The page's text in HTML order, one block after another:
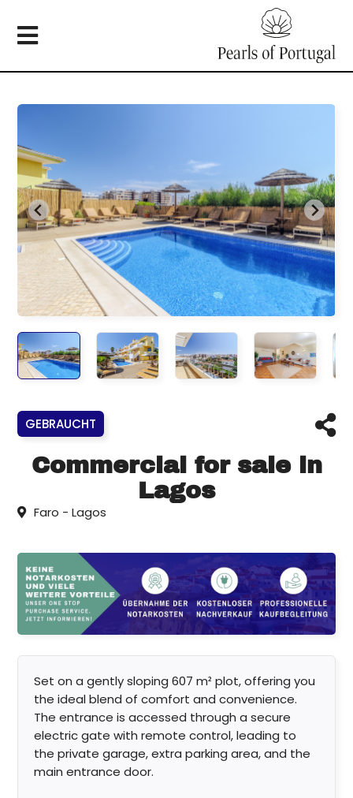
GEBRAUCHT
Commercial for sale in
Lagos
Faro - Lagos
Set on a gently sloping 607 m² plot, offering you
the ideal blend of comfort and convenience.
The entrance is accessed through a secure
electric gate with remote control, leading to
the private garage, extra parking area, and the
main entrance door.